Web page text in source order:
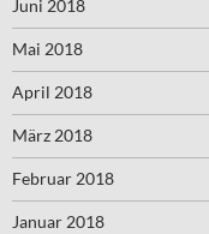
Juni 2018
Mai 2018
April 2018
März 2018
Februar 2018
Januar 2018